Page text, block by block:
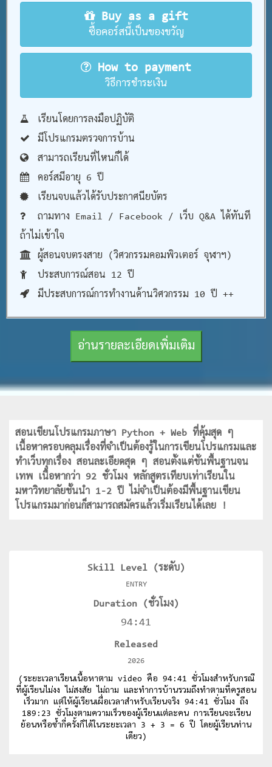
Buy as a gift
ซื้อคอร์สนี้เป็นของขวัญ
How to payment
วิธีการชำระเงิน
เรียนโดยการลงมือปฏิบัติ
มีโปรแกรมตรวจการบ้าน
สามารถเรียนที่ไหนก็ได้
คอร์สมีอายุ 6 ปี
เรียนจบแล้วได้รับประกาศนียบัตร
ถามทาง Email / Facebook / เว็บ Q&A ได้ทันที
ถ้าไม่เข้าใจ
ผู้สอนจบตรงสาย (วิศวกรรมคอมพิวเตอร์ จุฬาฯ)
ประสบการณ์สอน 12 ปี
มีประสบการณ์การทำงานด้านวิศวกรรม 10 ปี ++
อ่านรายละเอียดเพิ่มเติม
สอนเขียนโปรแกรมภาษา Python + Web ที่คุ้มสุด ๆ
เนื้อหาครอบคลุมเรื่องที่จำเป็นต้องรู้ในการเขียนโปรแกรมและ
ทำเว็บทุกเรื่อง สอนละเอียดสุด ๆ สอนตั้งแต่ขั้นพื้นฐานจน
เทพ เนื้อหากว่า 92 ชั่วโมง หลักสูตรเทียบเท่าเรียนใน
มหาวิทยาลัยชั้นนำ 1-2 ปี ไม่จำเป็นต้องมีพื้นฐานเขียน
โปรแกรมมาก่อนก็สามารถสมัครแล้วเริ่มเรียนได้เลย !
Skill Level (ระดับ)
ENTRY
Duration (ชั่วโมง)
94:41
Released
2026
(ระยะเวลาเรียนเนื้อหาตาม video คือ 94:41 ชั่วโมงสำหรับกรณี
ที่ผู้เรียนไม่งง ไม่สงสัย ไม่ถาม และทำการบ้านรวมถึงทำตามที่ครูสอน
เร็วมาก แต่ให้ผู้เรียนเผื่อเวลาสำหรับเรียนจริง 94:41 ชั่วโมง ถึง
189:23 ชั่วโมงตามความเร็วของผู้เรียนแต่ละคน การเรียนจะเรียน
ย้อนหรือซ้ำกี่ครั้งก็ได้ในระยะเวลา 3 + 3 = 6 ปี โดยผู้เรียนท่าน
เดียว)